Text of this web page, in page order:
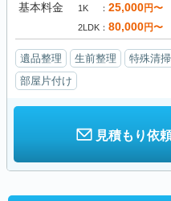
基本料金 1K 25,000円〜
2LDK 80,000円〜
遺品整理 生前整理 特殊清掃
部屋片付け
見積もり依